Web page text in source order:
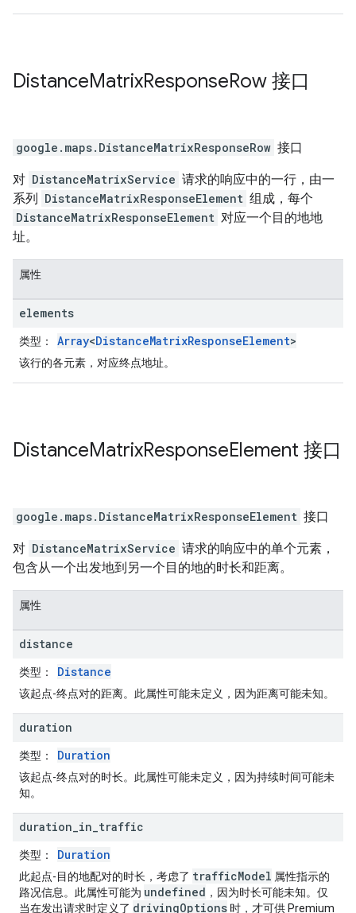
DistanceMatrixResponseRow 接口
google.maps. DistanceMatrixResponseRow 接口
对 DistanceMatrixService 请求的响应中的一行，由一
系列 DistanceMatrixResponseElement 组成，每个
DistanceMatrixResponseElement 对应一个目的地地
址。
属性
elements
类型 ： Array<DistanceMatrixResponseElement>
该行的各元素，对应终点地址。
DistanceMatrixResponseElement 接口
google.maps. DistanceMatrixResponseElement 接口
对 DistanceMatrixService 请求的响应中的单个元素，
包含从一个出发地到另一个目的地的时长和距离。
属性
distance
类型 ： Distance
该起点-终点对的距离。此属性可能未定义，因为距离可能未知。
duration
类型 ： Duration
该起点-终点对的时长。此属性可能未定义，因为持续时间可能未
知。
duration in traffic
类型 ： Duration
此起点-目的地配对的时长，考虑了 trafficModel 属性指示的
路况信息。此属性可能为 undefined ，因为时长可能未知。仅
当在发出请求时定义了 drivingOptions 时，才可供 Premium